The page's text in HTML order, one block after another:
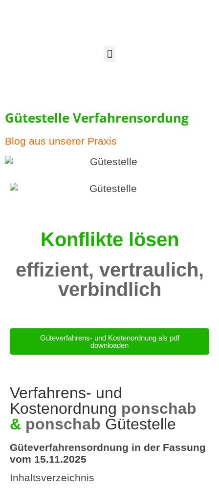
Gütestelle Verfahrensordung
Blog aus unserer Praxis
Konflikte lösen
effizient, vertraulich,
verbindlich
Güteverfahrens- und Kostenordnung als pdf
downloaden
Verfahrens- und
Kostenordnung ponschab
& ponschab Gütestelle
Güteverfahrensordnung in der Fassung
vom 15.11.2025
Inhaltsverzeichnis